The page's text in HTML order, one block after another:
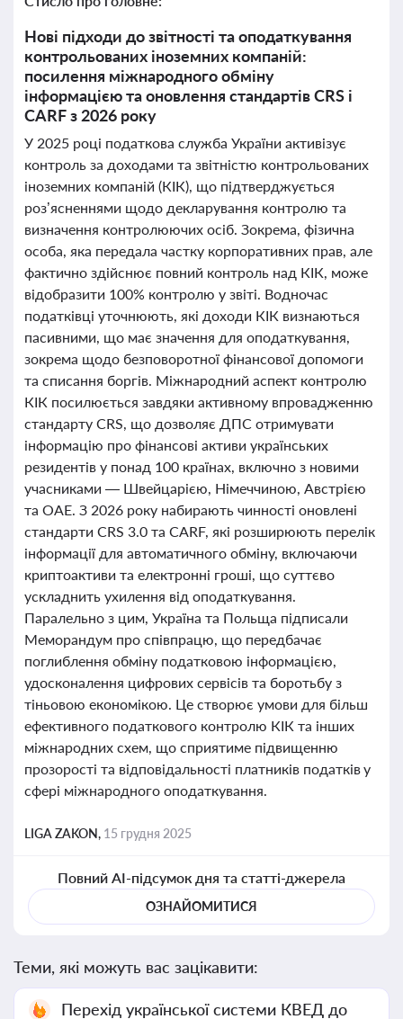
Нові підходи до звітності та оподаткування
контрольованих іноземних компаній:
посилення міжнародного обміну
інформацією та оновлення стандартів CRS і
CARF з 2026 року
У 2025 році податкова служба України активізує
контроль за доходами та звітністю контрольованих
іноземних компаній (КІК), що підтверджується
роз’ясненнями щодо декларування контролю та
визначення контролюючих осіб. Зокрема, фізична
особа, яка передала частку корпоративних прав, але
фактично здійснює повний контроль над КІК, може
відобразити 100% контролю у звіті. Водночас
податківці уточнюють, які доходи КІК визнаються
пасивними, що має значення для оподаткування,
зокрема щодо безповоротної фінансової допомоги
та списання боргів. Міжнародний аспект контролю
КІК посилюється завдяки активному впровадженню
стандарту CRS, що дозволяє ДПС отримувати
інформацію про фінансові активи українських
резидентів у понад 100 країнах, включно з новими
учасниками — Швейцарією, Німеччиною, Австрією
та ОАЕ. З 2026 року набирають чинності оновлені
стандарти CRS 3.0 та CARF, які розширюють перелік
інформації для автоматичного обміну, включаючи
криптоактиви та електронні гроші, що суттєво
ускладнить ухилення від оподаткування.
Паралельно з цим, Україна та Польща підписали
Меморандум про співпрацю, що передбачає
поглиблення обміну податковою інформацією,
удосконалення цифрових сервісів та боротьбу з
тіньовою економікою. Це створює умови для більш
ефективного податкового контролю КІК та інших
міжнародних схем, що сприятиме підвищенню
прозорості та відповідальності платників податків у
сфері міжнародного оподаткування.
LIGA ZAKON, 15 грудня 2025
Повний AI-підсумок дня та статті-джерела
ОЗНАЙОМИТИСЯ
Теми, які можуть вас зацікавити:
Перехід української системи КВЕД до